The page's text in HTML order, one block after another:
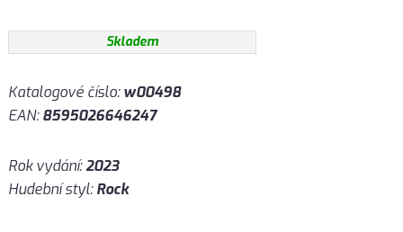
Skladem
Katalogové číslo:w00498
EAN:8595026646247
Rok vydání:2023
Hudební styl:Rock